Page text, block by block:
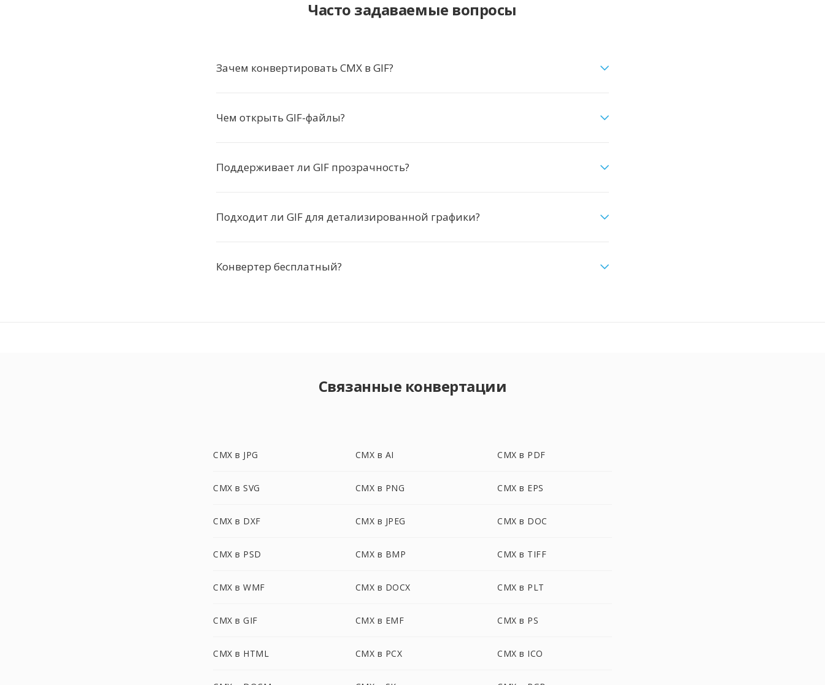
Часто задаваемые вопросы
Зачем конвертировать CMX в GIF?
Чем открыть GIF-файлы?
Поддерживает ли GIF прозрачность?
Подходит ли GIF для детализированной графики?
Конвертер бесплатный?
Связанные конвертации
CMX в JPG CMX в AI CMX в PDF
CMX в SVG CMX в PNG CMX в EPS
CMX в DXF CMX в JPEG CMX в DOC
CMX в PSD CMX в BMP CMX в TIFF
CMX в WMF CMX в DOCX CMX в PLT
CMX в GIF CMX в EMF CMX в PS
CMX в HTML CMX в PCX CMX в ICO